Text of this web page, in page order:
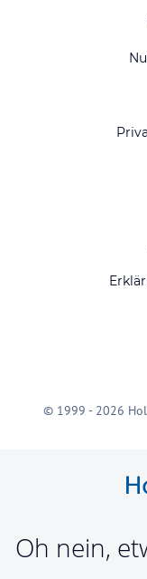
© 1999 - 2026
Oh nein,